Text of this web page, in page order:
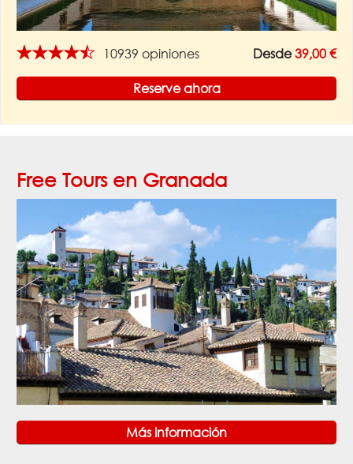
★★★★★ 10939 opiniones Desde39,00 €
Reserve ahora
Free Tours en Granada
Más información